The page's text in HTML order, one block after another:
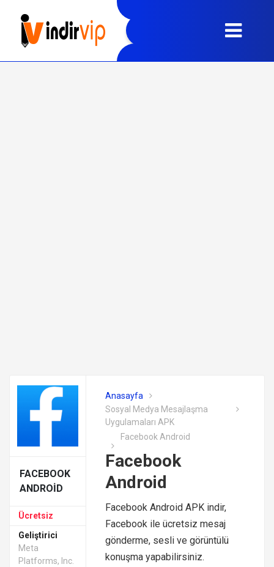
FACEBOOK
ANDROID
Ücretsiz
Geliştirici
Meta
Platforms, Inc.
Anasayfa
Sosyal Medya Mesajlaşma
Uygulamaları APK
Facebook Android
Facebook
Android
Facebook Android APK indir,
Facebook ile ücretsiz mesaj
gönderme, sesli ve görüntülü
konuşma yapabilirsiniz.